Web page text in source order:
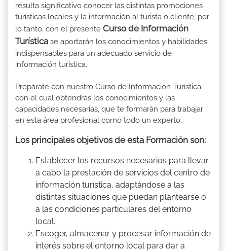
resulta significativo conocer las distintas promociones
turísticas locales y la información al turista o cliente, por
lo tanto, con el presente Curso de Información
Turística se aportarán los conocimientos y habilidades
indispensables para un adecuado servicio de
información turística.
Prepárate con nuestro Curso de Información Turística
con el cual obtendrás los conocimientos y las
capacidades necesarias, que te formarán para trabajar
en esta área profesional como todo un experto.
Los principales objetivos de esta Formación son:
Establecer los recursos necesarios para llevar
a cabo la prestación de servicios del centro de
información turística, adaptándose a las
distintas situaciones que puedan plantearse o
a las condiciones particulares del entorno
local.
Escoger, almacenar y procesar información de
interés sobre el entorno local para dar a